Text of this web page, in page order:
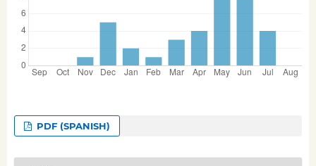
PDF (SPANISH)